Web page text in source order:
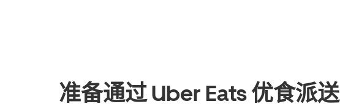
准备通过 Uber Eats 优食派送